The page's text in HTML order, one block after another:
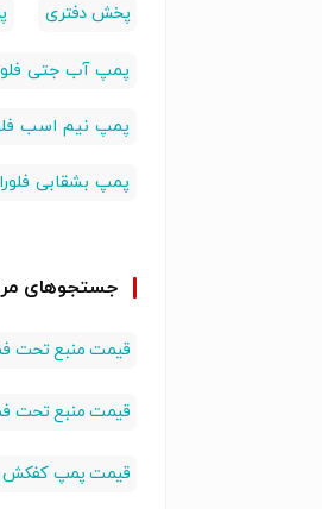
پخش دفتری
پمپ آب جتی
پمپ نیم اسب
پمپ بشقابی
جستجوهای
قیمت منبع تحت
قیمت منبع تحت فشار 24
قیمت پمپ کفکش